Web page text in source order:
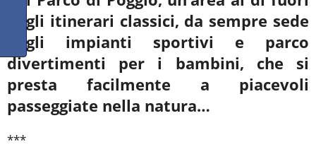
degli itinerari classici, da sempre sede
degli impianti sportivi e parco
divertimenti per i bambini, che si
presta facilmente a piacevoli
passeggiate nella natura…
***